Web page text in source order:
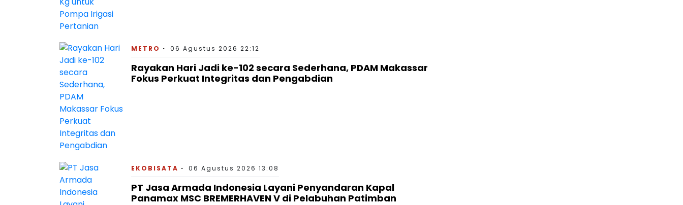
METRO 06 Agustus 2026 22:12
Rayakan Hari Jadi ke-102 secara Sederhana, PDAM Makassar
Fokus Perkuat Integritas dan Pengabdian
EKOBISATA 06 Agustus 2026 13:08
PT Jasa Armada Indonesia Layani Penyandaran Kapal
Panamax MSC BREMERHAVEN V di Pelabuhan Patimban